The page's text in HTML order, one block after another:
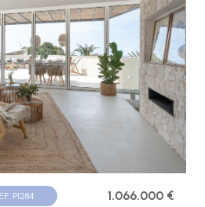
P1284 1.066.000 €